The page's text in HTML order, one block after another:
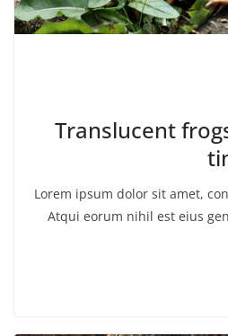
Translucent
Lorem ipsum dolor sit amet,
Atqui eorum nihil est eius